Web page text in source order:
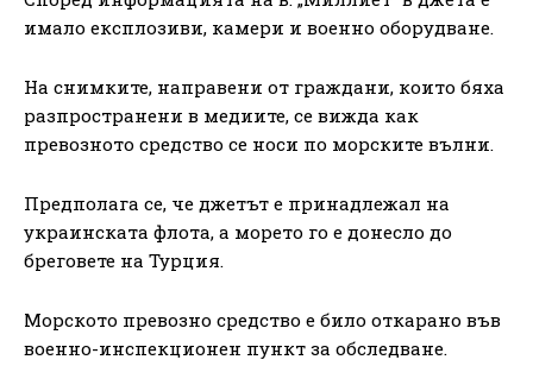
имало експлозиви, камери и военно оборудване.
На снимките, направени от граждани, които бяха
разпространени в медиите, се вижда как
превозното средство се носи по морските вълни.
Предполага се, че джетът е принадлежал на
украинската флота, а морето го е донесло до
бреговете на Турция.
Морското превозно средство е било откарано във
военно-инспекционен пункт за обследване.